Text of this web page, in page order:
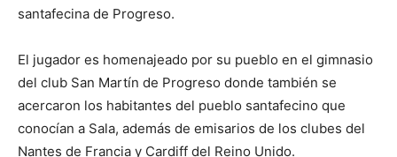
santafecina de Progreso.
El jugador es homenajeado por su pueblo en el gimnasio
del club San Martín de Progreso donde también se
acercaron los habitantes del pueblo santafecino que
conocían a Sala, además de emisarios de los clubes del
Nantes de Francia y Cardiff del Reino Unido.